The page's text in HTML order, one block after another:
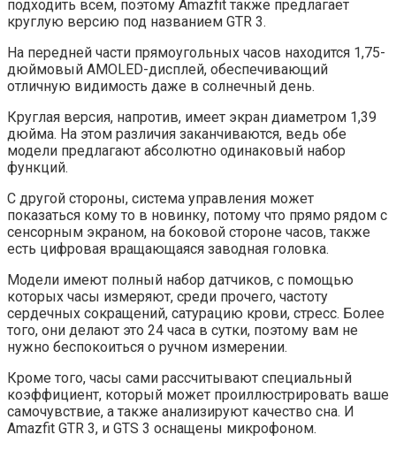
подходить всем, поэтому Amazfit также предлагает
круглую версию под названием GTR 3.
На передней части прямоугольных часов находится 1,75-
дюймовый AMOLED-дисплей, обеспечивающий
отличную видимость даже в солнечный день.
Круглая версия, напротив, имеет экран диаметром 1,39
дюйма. На этом различия заканчиваются, ведь обе
модели предлагают абсолютно одинаковый набор
функций.
С другой стороны, система управления может
показаться кому то в новинку, потому что прямо рядом с
сенсорным экраном, на боковой стороне часов, также
есть цифровая вращающаяся заводная головка.
Модели имеют полный набор датчиков, с помощью
которых часы измеряют, среди прочего, частоту
сердечных сокращений, сатурацию крови, стресс. Более
того, они делают это 24 часа в сутки, поэтому вам не
нужно беспокоиться о ручном измерении.
Кроме того, часы сами рассчитывают специальный
коэффициент, который может проиллюстрировать ваше
самочувствие, а также анализируют качество сна. И
Amazfit GTR 3, и GTS 3 оснащены микрофоном.